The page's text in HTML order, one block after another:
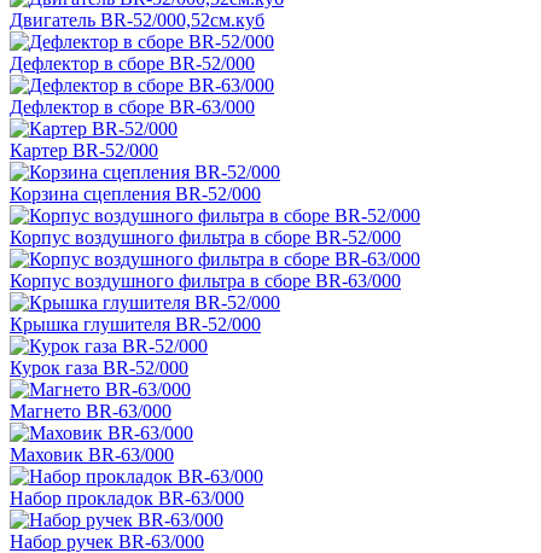
Двигатель BR-52/000,52см.куб
Дефлектор в сборе BR-52/000
Дефлектор в сборе BR-63/000
Картер BR-52/000
Корзина сцепления BR-52/000
Корпус воздушного фильтра в сборе BR-52/000
Корпус воздушного фильтра в сборе BR-63/000
Крышка глушителя BR-52/000
Курок газа BR-52/000
Магнето BR-63/000
Маховик BR-63/000
Набор прокладок BR-63/000
Набор ручек BR-63/000